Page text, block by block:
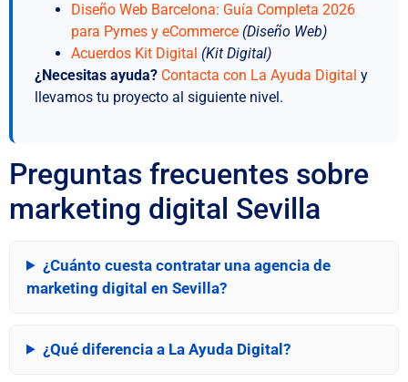
Diseño Web Barcelona: Guía Completa 2026
para Pymes y eCommerce (Diseño Web)
Acuerdos Kit Digital (Kit Digital)
¿Necesitas ayuda? Contacta con La Ayuda Digital y
llevamos tu proyecto al siguiente nivel.
Preguntas frecuentes sobre
marketing digital Sevilla
¿Cuánto cuesta contratar una agencia de
marketing digital en Sevilla?
¿Qué diferencia a La Ayuda Digital?